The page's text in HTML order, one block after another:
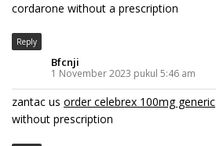
cordarone without a prescription
Reply
Bfcnji
1 November 2023 pukul 5:46 am
zantac us order celebrex 100mg generic
without prescription